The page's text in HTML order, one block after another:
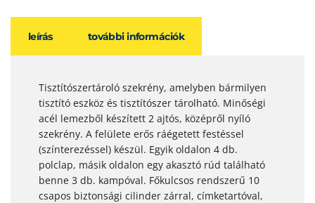
leírás további információk
Tisztítószertároló szekrény, amelyben bármilyen
tisztító eszköz és tisztítószer tárolható. Minőségi
acél lemezből készített 2 ajtós, középről nyíló
szekrény. A felülete erős ráégetett festéssel
(színterezéssel) készül. Egyik oldalon 4 db.
polclap, másik oldalon egy akasztó rúd található
benne 3 db. kampóval. Főkulcsos rendszerű 10
csapos biztonsági cilinder zárral, címketartóval,